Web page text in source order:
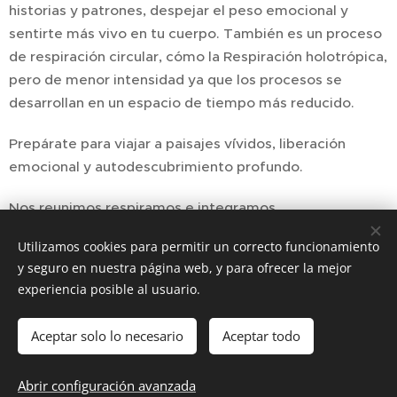
historias y patrones, despejar el peso emocional y
sentirte más vivo en tu cuerpo. También es un proceso
de respiración circular, cómo la Respiración holotrópica,
pero de menor intensidad ya que los procesos se
desarrollan en un espacio de tiempo más reducido.
Prepárate para viajar a paisajes v´ívidos, liberación
emocional y autodescubrimiento profundo.
Nos reunimos respiramos e integramos.
En Respira, también ofrecemos la posibilidad de hacer
sesiones de Breatwork online.
Utilizamos cookies para permitir un correcto funcionamiento
y seguro en nuestra página web, y para ofrecer la mejor
experiencia posible al usuario.
Aceptar solo lo necesario Aceptar todo
Abrir configuración avanzada